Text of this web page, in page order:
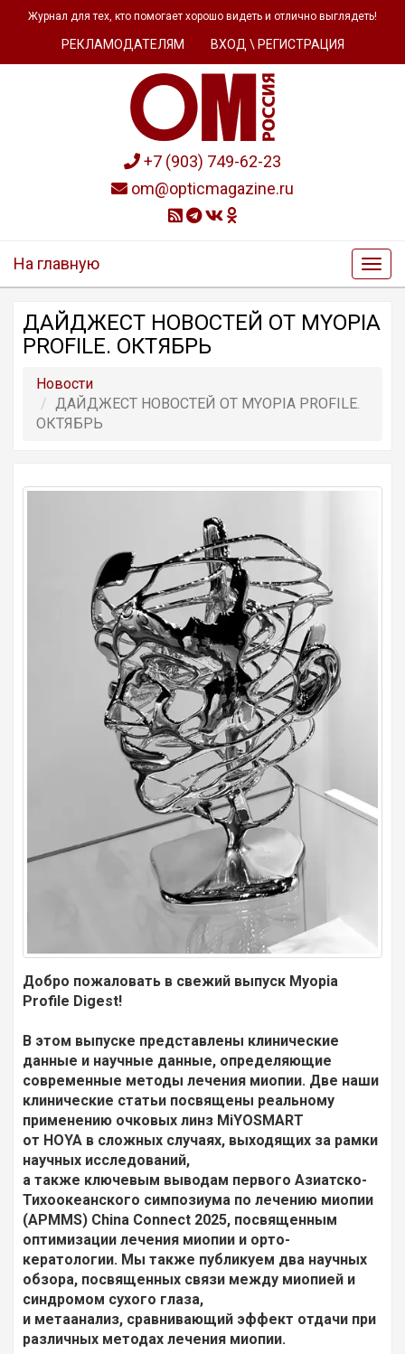
Журнал для тех, кто помогает хорошо видеть и отлично выглядеть!
РЕКЛАМОДАТЕЛЯМ ВХОД \ РЕГИСТРАЦИЯ
+7 (903) 749-62-23
om@opticmagazine.ru
На главную
ДАЙДЖЕСТ НОВОСТЕЙ ОТ MYOPIA
PROFILE. ОКТЯБРЬ
Новости
ДАЙДЖЕСТ НОВОСТЕЙ ОТ MYOPIA PROFILE.
ОКТЯБРЬ
Добро пожаловать в свежий выпуск Myopia
Profile Digest!
В этом выпуске представлены клинические
данные и научные данные, определяющие
современные методы лечения миопии. Две наши
клинические статьи посвящены реальному
применению очковых линз MiYOSMART
от HOYA в сложных случаях, выходящих за рамки
научных исследований,
а также ключевым выводам первого Азиатско-
Тихоокеанского симпозиума по лечению миопии
(APMMS) China Connect 2025, посвященным
оптимизации лечения миопии и орто-
кератологии. Мы также публикуем два научных
обзора, посвященных связи между миопией и
синдромом сухого глаза,
и метаанализ, сравнивающий эффект отдачи при
различных методах лечения миопии.